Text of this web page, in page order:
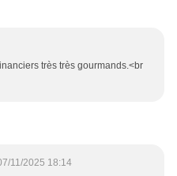
très très gourmands.<br
11/2025 18:14